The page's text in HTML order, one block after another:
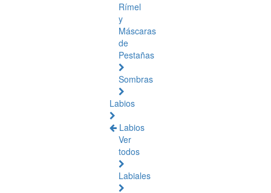
Rímel
y
Máscaras
de
Pestañas
Sombras
Labios
Labios
Ver
todos
Labiales